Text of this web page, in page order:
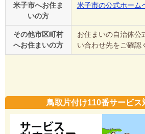
米子市へお住ま
いの方
米子市の公式ホーム
その他市区町村
へお住まいの方
お住まいの自治体公
い合わせ先をご確認
鳥取片付け110番サービス